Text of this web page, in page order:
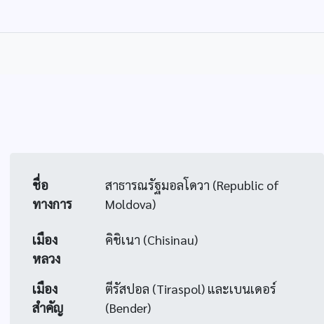
ชื่อ
ทางการ
สาธารณรัฐมอลโดวา (Republic of
Moldova)
เมือง
หลวง
คิชิเนา (Chisinau)
เมือง
สำคัญ
ตีรัสปอล (Tiraspol) และเบนเดอร์
(Bender)